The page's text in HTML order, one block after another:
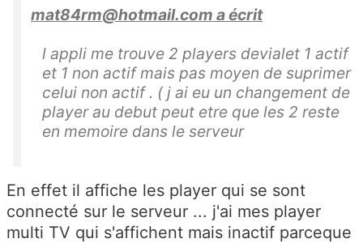
mat84rm@hotmail.com a écrit
l appli me trouve 2 players devialet 1 actif
et 1 non actif mais pas moyen de suprimer
celui non actif . ( j ai eu un changement de
player au debut peut etre que les 2 reste
en memoire dans le serveur
En effet il affiche les player qui se sont
connecté sur le serveur ... j'ai mes player
multi TV qui s'affichent mais inactif parceque